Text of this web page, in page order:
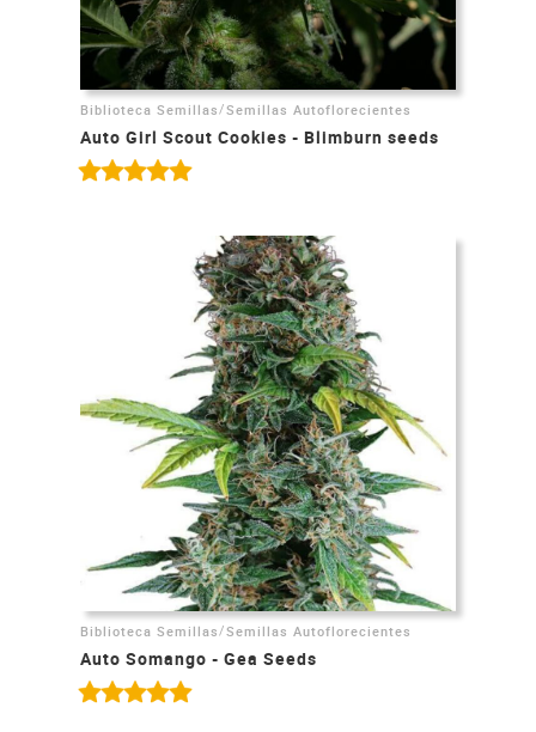
Biblioteca Semillas /Semillas Autoflorecientes
Auto Girl Scout Cookies - Blimburn seeds
Biblioteca Semillas/Semillas Autoflorecientes
Auto Somango - Gea Seeds